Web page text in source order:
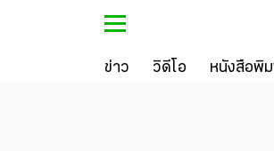
ข่าว วิดีโอ หนังสือพิ